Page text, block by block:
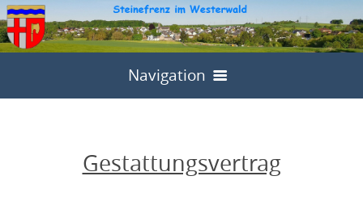
Navigation
Leben in Frenz
Gestattungsvertrag